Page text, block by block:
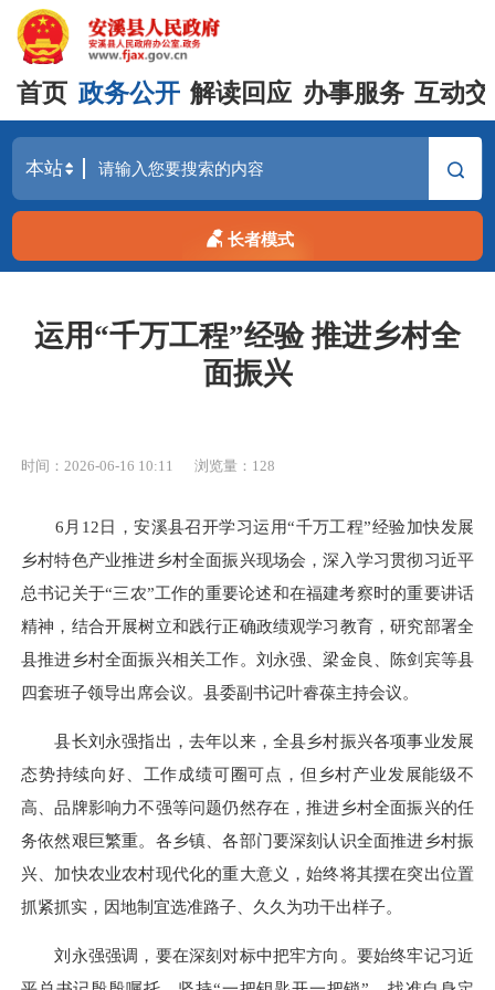
首页 政务公开 解读回应 办事服务 互动
长者模式
运用“千万工程”经验 推进乡村全
面振兴
时间：2026-06-16 10:11 浏览量： 128
6月12日，安溪县召开学习运用“千万工程”经验加快发展
乡村特色产业推进乡村全面振兴现场会，深入学习贯彻习近平
总书记关于“三农”工作的重要论述和在福建考察时的重要讲话
精神，结合开展树立和践行正确政绩观学习教育，研究部署全
县推进乡村全面振兴相关工作。刘永强、梁金良、陈剑宾等县
四套班子领导出席会议。县委副书记叶睿葆主持会议。
县长刘永强指出，去年以来，全县乡村振兴各项事业发展
态势持续向好、工作成绩可圈可点，但乡村产业发展能级不
高、品牌影响力不强等问题仍然存在，推进乡村全面振兴的任
务依然艰巨繁重。各乡镇、各部门要深刻认识全面推进乡村振
兴、加快农业农村现代化的重大意义，始终将其摆在突出位置
抓紧抓实，因地制宜选准路子、久久为功干出样子。
刘永强强调，要在深刻对标中把牢方向。要始终牢记习近